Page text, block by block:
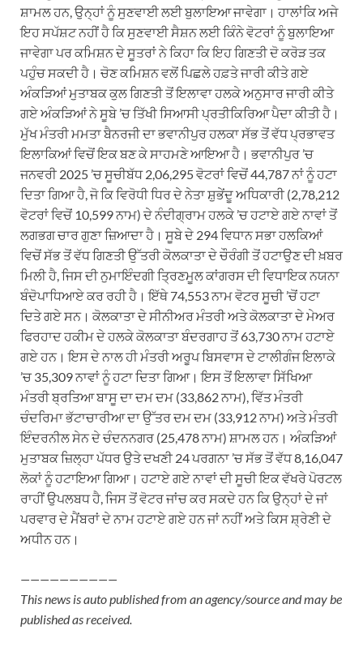
ਸ਼ਾਮਲ ਹਨ, ਉਨ੍ਹਾਂ ਨੂੰ ਸੁਣਵਾਈ ਲਈ ਬੁਲਾਇਆ ਜਾਵੇਗਾ। ਹਾਲਾਂਕਿ ਅਜੇ
ਇਹ ਸਪੱਸ਼ਟ ਨਹੀਂ ਹੈ ਕਿ ਸੁਣਵਾਈ ਸੈਸ਼ਨ ਲਈ ਕਿੰਨੇ ਵੋਟਰਾਂ ਨੂੰ ਬੁਲਾਇਆ
ਜਾਵੇਗਾ ਪਰ ਕਮਿਸ਼ਨ ਦੇ ਸੂਤਰਾਂ ਨੇ ਕਿਹਾ ਕਿ ਇਹ ਗਿਣਤੀ ਦੋ ਕਰੋੜ ਤਕ
ਪਹੁੰਚ ਸਕਦੀ ਹੈ। ਚੋਣ ਕਮਿਸ਼ਨ ਵਲੋਂ ਪਿਛਲੇ ਹਫ਼ਤੇ ਜਾਰੀ ਕੀਤੇ ਗਏ
ਅੰਕੜਿਆਂ ਮੁਤਾਬਕ ਕੁਲ ਗਿਣਤੀ ਤੋਂ ਇਲਾਵਾ ਹਲਕੇ ਅਨੁਸਾਰ ਜਾਰੀ ਕੀਤੇ
ਗਏ ਅੰਕੜਿਆਂ ਨੇ ਸੂਬੇ ’ਚ ਤਿੱਖੀ ਸਿਆਸੀ ਪ੍ਰਤੀਕਿਰਿਆ ਪੈਦਾ ਕੀਤੀ ਹੈ।
ਮੁੱਖ ਮੰਤਰੀ ਮਮਤਾ ਬੈਨਰਜੀ ਦਾ ਭਵਾਨੀਪੁਰ ਹਲਕਾ ਸੱਭ ਤੋਂ ਵੱਧ ਪ੍ਰਭਾਵਤ
ਇਲਾਕਿਆਂ ਵਿਚੋਂ ਇਕ ਬਣ ਕੇ ਸਾਹਮਣੇ ਆਇਆ ਹੈ। ਭਵਾਨੀਪੁਰ ’ਚ
ਜਨਵਰੀ 2025 ’ਚ ਸੂਚੀਬੱਧ 2,06,295 ਵੋਟਰਾਂ ਵਿਚੋਂ 44,787 ਨਾਂ ਨੂੰ ਹਟਾ
ਦਿਤਾ ਗਿਆ ਹੈ, ਜੋ ਕਿ ਵਿਰੋਧੀ ਧਿਰ ਦੇ ਨੇਤਾ ਸ਼ੁਭੇਂਦੂ ਅਧਿਕਾਰੀ (2,78,212
ਵੋਟਰਾਂ ਵਿਚੋਂ 10,599 ਨਾਮ) ਦੇ ਨੰਦੀਗ੍ਰਾਮ ਹਲਕੇ ’ਚ ਹਟਾਏ ਗਏ ਨਾਵਾਂ ਤੋਂ
ਲਗਭਗ ਚਾਰ ਗੁਣਾ ਜ਼ਿਆਦਾ ਹੈ। ਸੂਬੇ ਦੇ 294 ਵਿਧਾਨ ਸਭਾ ਹਲਕਿਆਂ
ਵਿਚੋਂ ਸੱਭ ਤੋਂ ਵੱਧ ਗਿਣਤੀ ਉੱਤਰੀ ਕੋਲਕਾਤਾ ਦੇ ਚੌਰੰਗੀ ਤੋਂ ਹਟਾਉਣ ਦੀ ਖ਼ਬਰ
ਮਿਲੀ ਹੈ, ਜਿਸ ਦੀ ਨੁਮਾਇੰਦਗੀ ਤ੍ਰਿਣਮੂਲ ਕਾਂਗਰਸ ਦੀ ਵਿਧਾਇਕ ਨਯਨਾ
ਬੰਦੋਪਾਧਿਆਏ ਕਰ ਰਹੀ ਹੈ। ਇੱਥੇ 74,553 ਨਾਮ ਵੋਟਰ ਸੂਚੀ ’ਚੋਂ ਹਟਾ
ਦਿਤੇ ਗਏ ਸਨ। ਕੋਲਕਾਤਾ ਦੇ ਸੀਨੀਅਰ ਮੰਤਰੀ ਅਤੇ ਕੋਲਕਾਤਾ ਦੇ ਮੇਅਰ
ਫਿਰਹਾਦ ਹਕੀਮ ਦੇ ਹਲਕੇ ਕੋਲਕਾਤਾ ਬੰਦਰਗਾਹ ਤੋਂ 63,730 ਨਾਮ ਹਟਾਏ
ਗਏ ਹਨ। ਇਸ ਦੇ ਨਾਲ ਹੀ ਮੰਤਰੀ ਅਰੂਪ ਬਿਸਵਾਸ ਦੇ ਟਾਲੀਗੰਜ ਇਲਾਕੇ
’ਚ 35,309 ਨਾਵਾਂ ਨੂੰ ਹਟਾ ਦਿਤਾ ਗਿਆ। ਇਸ ਤੋਂ ਇਲਾਵਾ ਸਿੱਖਿਆ
ਮੰਤਰੀ ਬ੍ਰਤਿਆ ਬਾਸੂ ਦਾ ਦਮ ਦਮ (33,862 ਨਾਮ), ਵਿੱਤ ਮੰਤਰੀ
ਚੰਦਰਿਮਾ ਭੱਟਾਚਾਰੀਆ ਦਾ ਉੱਤਰ ਦਮ ਦਮ (33,912 ਨਾਮ) ਅਤੇ ਮੰਤਰੀ
ਇੰਦਰਨੀਲ ਸੇਨ ਦੇ ਚੰਦਨਨਗਰ (25,478 ਨਾਮ) ਸ਼ਾਮਲ ਹਨ। ਅੰਕੜਿਆਂ
ਮੁਤਾਬਕ ਜ਼ਿਲ੍ਹਾ ਪੱਧਰ ਉਤੇ ਦਖਣੀ 24 ਪਰਗਨਾ ’ਚ ਸੱਭ ਤੋਂ ਵੱਧ 8,16,047
ਲੋਕਾਂ ਨੂੰ ਹਟਾਇਆ ਗਿਆ। ਹਟਾਏ ਗਏ ਨਾਵਾਂ ਦੀ ਸੂਚੀ ਇਕ ਵੱਖਰੇ ਪੋਰਟਲ
ਰਾਹੀਂ ਉਪਲਬਧ ਹੈ, ਜਿਸ ਤੋਂ ਵੋਟਰ ਜਾਂਚ ਕਰ ਸਕਦੇ ਹਨ ਕਿ ਉਨ੍ਹਾਂ ਦੇ ਜਾਂ
ਪਰਵਾਰ ਦੇ ਮੈਂਬਰਾਂ ਦੇ ਨਾਮ ਹਟਾਏ ਗਏ ਹਨ ਜਾਂ ਨਹੀਂ ਅਤੇ ਕਿਸ ਸ਼੍ਰੇਣੀ ਦੇ
ਅਧੀਨ ਹਨ।
——————————
This news is auto published from an agency/source and may be
published as received.